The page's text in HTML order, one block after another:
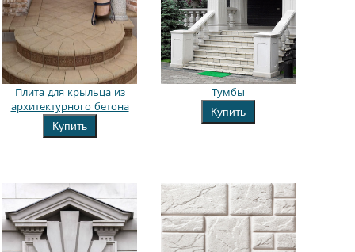
Плита для крыльца из
архитектурного бетона
Купить
Тумбы
Купить